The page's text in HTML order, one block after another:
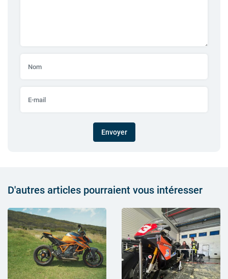
Envoyer
D'autres articles pourraient vous intéresser